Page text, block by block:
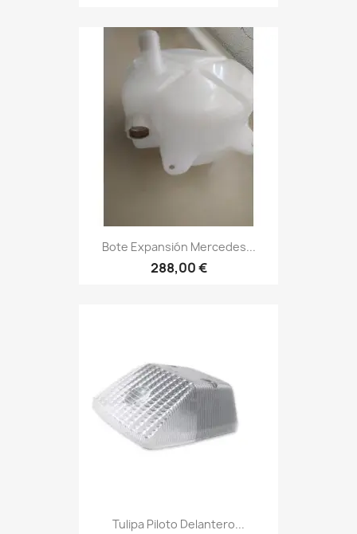
Bote Expansión Mercedes...
288,00 €
Tulipa Piloto Delantero...